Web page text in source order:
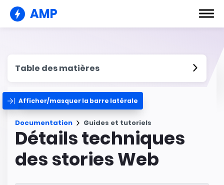
AMP
Table des matières
Afficher/masquer la barre latérale
Documentation Guides et tutoriels
Détails techniques
des stories Web